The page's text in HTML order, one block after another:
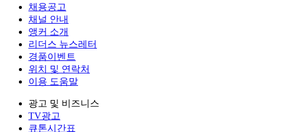
채용공고
채널 안내
앵커 소개
리더스 뉴스레터
경품이벤트
위치 및 연락처
이용 도움말
광고 및 비즈니스
TV광고
큐톤시간표